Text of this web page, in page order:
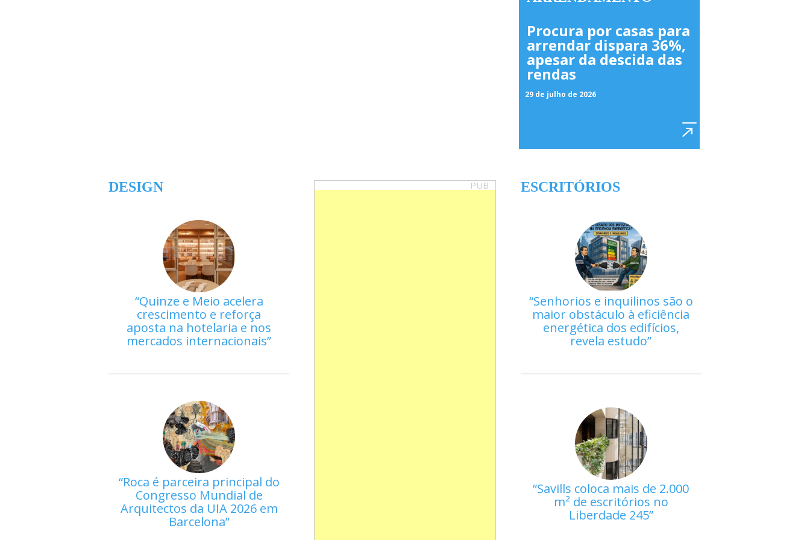
Procura por casas para
arrendar dispara 36%,
apesar da descida das
rendas
29 de julho de 2026
DESIGN
Quinze e Meio acelera
crescimento e reforça
aposta na hotelaria e nos
mercados internacionais
Roca é parceira principal do
Congresso Mundial de
Arquitectos da UIA 2026 em
Barcelona
PUB ESCRITÓRIOS
Senhorios e inquilinos são o
maior obstáculo à eficiência
energética dos edifícios,
revela estudo
Savills coloca mais de 2.000
m² de escritórios no
Liberdade 245